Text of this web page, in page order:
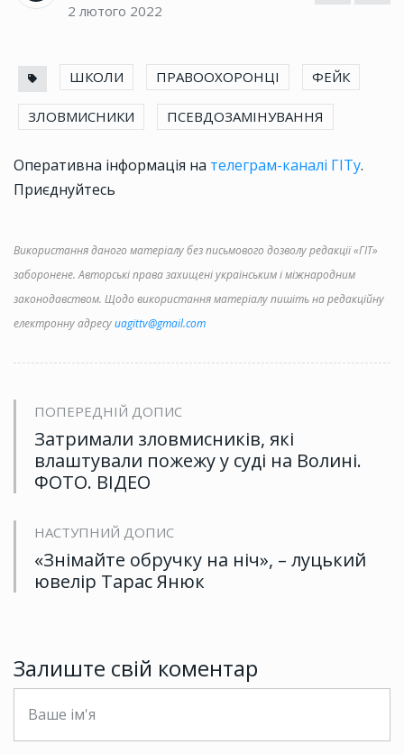
2 лютого 2022
ШКОЛИ ПРАВООХОРОНЦІ ФЕЙК
ЗЛОВМИСНИКИ ПСЕВДОЗАМІНУВАННЯ
Оперативна інформація на телеграм-каналі ГІТу.
Приєднуйтесь
Використання даного матеріалу без письмового дозволу редакції «ГІТ»
заборонене. Авторські права захищені українським і міжнародним
законодавством. Щодо використання матеріалу пишіть на редакційну
електронну адресуuagittv@gmail.com
ПОПЕРЕДНІЙ ДОПИС
Затримали зловмисників, які
влаштували пожежу у суді на Волині.
ФОТО. ВІДЕО
НАСТУПНИЙ ДОПИС
«Знімайте обручку на ніч», – луцький
ювелір Тарас Янюк
Залиште свій коментар